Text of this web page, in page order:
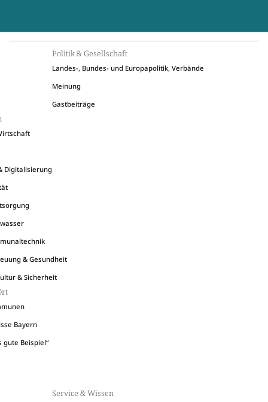
Politik & Gesellschaft
Landes-, Bundes- und Europapolitik, Verbände
Meinung
Gastbeiträge
Digitalisierung
& Gesundheit
& Sicherheit
Bayern
gute Beispiel“
Service & Wissen